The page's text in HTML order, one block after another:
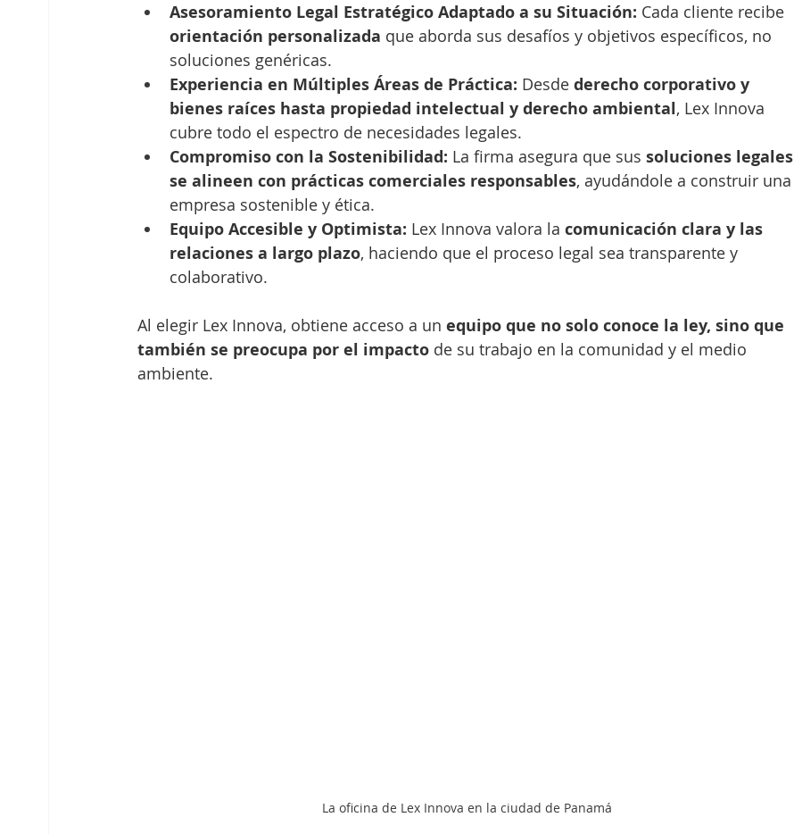
Asesoramiento Legal Estratégico Adaptado a su Situación: Cada cliente recibe
orientación personalizada que aborda sus desafíos y objetivos específicos, no
soluciones genéricas.
Experiencia en Múltiples Áreas de Práctica: Desde derecho corporativo y
bienes raíces hasta propiedad intelectual y derecho ambiental, Lex Innova
cubre todo el espectro de necesidades legales.
Compromiso con la Sostenibilidad: La firma asegura que sus soluciones legales
se alineen con prácticas comerciales responsables, ayudándole a construir una
empresa sostenible y ética.
Equipo Accesible y Optimista: Lex Innova valora la comunicación clara y las
relaciones a largo plazo, haciendo que el proceso legal sea transparente y
colaborativo.
Al elegir Lex Innova, obtiene acceso a un equipo que no solo conoce la ley, sino que
también se preocupa por el impacto de su trabajo en la comunidad y el medio
ambiente.
La oficina de Lex Innova en la ciudad de Panamá